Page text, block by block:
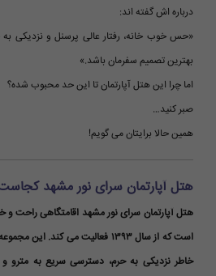
درباره اش گفته اند:
«حس خوب خانه، رفتار عالی پرسنل و نزدیکی
بهترین تصمیم سفرمان باشد.»
اما چرا این هتل آپارتمان تا این حد محبوب شده؟
صبر کنید…
همین حالا برایتان می گویم!
هتل آپارتمان سرای نور مشهد کجاست
هتل آپارتمان سرای نور مشهد اقامتگاهی راحت
خاطر نزدیکی به حرم، دسترسی سریع به مترو و